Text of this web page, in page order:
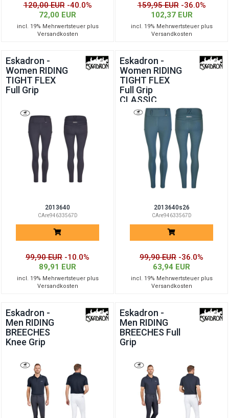
120,00 EUR -40.0%
72,00 EUR
incl. 19% Mehrwertsteuer plus
Versandkosten
159,95 EUR -36.0%
102,37 EUR
incl. 19% Mehrwertsteuer plus
Versandkosten
Eskadron -
Women RIDING
TIGHT FLEX
Full Grip
2013640
CAre94633567D
99,90 EUR -10.0%
89,91 EUR
incl. 19% Mehrwertsteuer plus
Versandkosten
Eskadron -
Women RIDING
TIGHT FLEX
Full Grip
CLASSIC
SPORTS
2013640s26
CAre94633567D
99,90 EUR -36.0%
63,94 EUR
incl. 19% Mehrwertsteuer plus
Versandkosten
Eskadron -
Men RIDING
BREECHES
Knee Grip
Eskadron -
Men RIDING
BREECHES Full
Grip